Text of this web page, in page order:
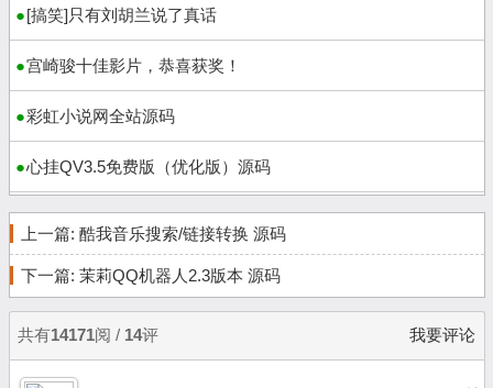
[搞笑]只有刘胡兰说了真话
宫崎骏十佳影片，恭喜获奖！
彩虹小说网全站源码
心挂QV3.5免费版（优化版）源码
上一篇: 酷我音乐搜索/链接转换 源码
下一篇: 茉莉QQ机器人2.3版本 源码
共有14171阅 / 14评 我要评论